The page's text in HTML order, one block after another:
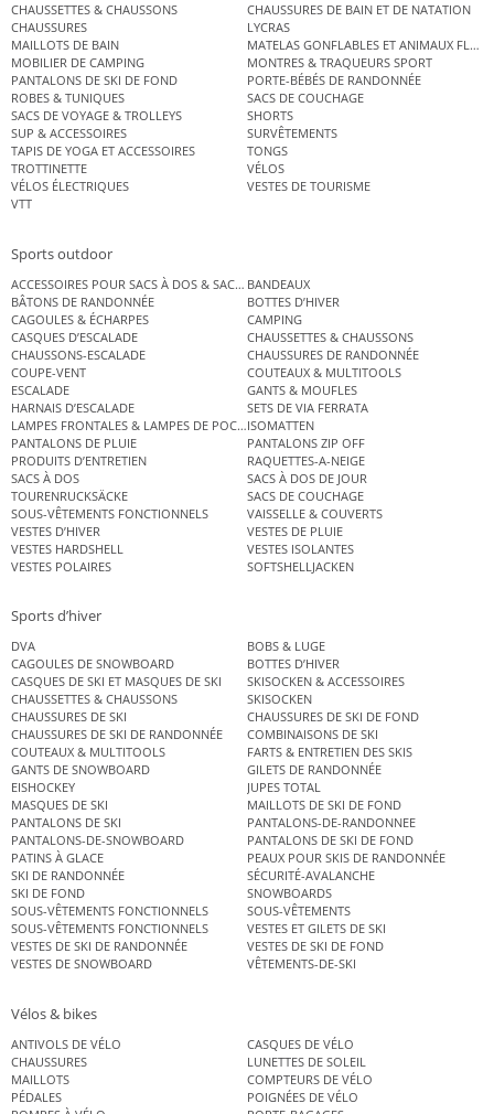
CHAUSSETTES & CHAUSSONS
CHAUSSURES DE BAIN ET DE NATATION
CHAUSSURES
LYCRAS
MAILLOTS DE BAIN
MATELAS GONFLABLES ET ANIMAUX
MOBILIER DE CAMPING
MONTRES & TRAQUEURS SPORT
PANTALONS DE SKI DE FOND
PORTE-BÉBÉS DE RANDONNÉE
ROBES & TUNIQUES
SACS DE COUCHAGE
SACS DE VOYAGE & TROLLEYS
SHORTS
SUP & ACCESSOIRES
SURVÊTEMENTS
TAPIS DE YOGA ET ACCESSOIRES
TONGS
TROTTINETTE
VÉLOS
VÉLOS ÉLECTRIQUES
VESTES DE TOURISME
VTT
Sports outdoor
ACCESSOIRES POUR SACS À DOS & SACS ÉTANCHES
BANDEAUX
BÂTONS DE RANDONNÉE
BOTTES D’HIVER
CAGOULES & ÉCHARPES
CAMPING
CASQUES D’ESCALADE
CHAUSSETTES & CHAUSSONS
CHAUSSONS-ESCALADE
CHAUSSURES DE RANDONNÉE
COUPE-VENT
COUTEAUX & MULTITOOLS
ESCALADE
GANTS & MOUFLES
HARNAIS D’ESCALADE
SETS DE VIA FERRATA
LAMPES FRONTALES & LAMPES DE POCHEISOMATTEN
PANTALONS DE PLUIE
PANTALONS ZIP OFF
PRODUITS D’ENTRETIEN
RAQUETTES-A-NEIGE
SACS À DOS
SACS À DOS DE JOUR
TOURENRUCKSÄCKE
SACS DE COUCHAGE
SOUS-VÊTEMENTS FONCTIONNELS
VAISSELLE & COUVERTS
VESTES D’HIVER
VESTES DE PLUIE
VESTES HARDSHELL
VESTES ISOLANTES
VESTES POLAIRES
SOFTSHELLJACKEN
Sports d’hiver
DVA
BOBS & LUGE
CAGOULES DE SNOWBOARD
BOTTES D’HIVER
CASQUES DE SKI ET MASQUES DE SKI
SKISOCKEN & ACCESSOIRES
CHAUSSETTES & CHAUSSONS
SKISOCKEN
CHAUSSURES DE SKI
CHAUSSURES DE SKI DE FOND
CHAUSSURES DE SKI DE RANDONNÉE
COMBINAISONS DE SKI
COUTEAUX & MULTITOOLS
FARTS & ENTRETIEN DES SKIS
GANTS DE SNOWBOARD
GILETS DE RANDONNÉE
EISHOCKEY
JUPES TOTAL
MASQUES DE SKI
MAILLOTS DE SKI DE FOND
PANTALONS DE SKI
PANTALONS-DE-RANDONNEE
PANTALONS-DE-SNOWBOARD
PANTALONS DE SKI DE FOND
PATINS À GLACE
PEAUX POUR SKIS DE RANDONNÉE
SKI DE RANDONNÉE
SÉCURITÉ-AVALANCHE
SKI DE FOND
SNOWBOARDS
SOUS-VÊTEMENTS FONCTIONNELS
SOUS-VÊTEMENTS
SOUS-VÊTEMENTS FONCTIONNELS
VESTES ET GILETS DE SKI
VESTES DE SKI DE RANDONNÉE
VESTES DE SKI DE FOND
VESTES DE SNOWBOARD
VÊTEMENTS-DE-SKI
Vélos & bikes
ANTIVOLS DE VÉLO
CASQUES DE VÉLO
CHAUSSURES
LUNETTES DE SOLEIL
MAILLOTS
COMPTEURS DE VÉLO
PÉDALES
POIGNÉES DE VÉLO